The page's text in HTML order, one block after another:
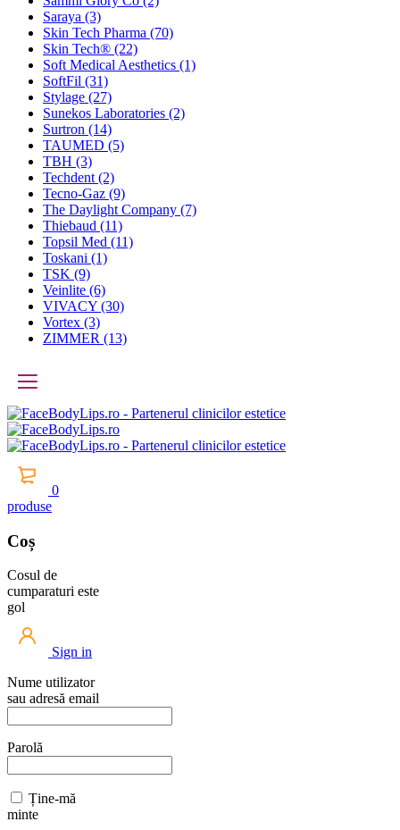
Saraya (3)
Skin Tech Pharma (70)
Skin Tech® (22)
Soft Medical Aesthetics (1)
SoftFil (31)
Stylage (27)
Sunekos Laboratories (2)
Surtron (14)
TAUMED (5)
TBH (3)
Techdent (2)
Tecno-Gaz (9)
The Daylight Company (7)
Thiebaud (11)
Topsil Med (11)
Toskani (1)
TSK (9)
Veinlite (6)
VIVACY (30)
Vortex (3)
ZIMMER (13)
0
produse
Coș
Cosul de
cumparaturi este
gol
Sign in
Nume utilizator
sau adresă email
Parolă
Ține-mă
minte